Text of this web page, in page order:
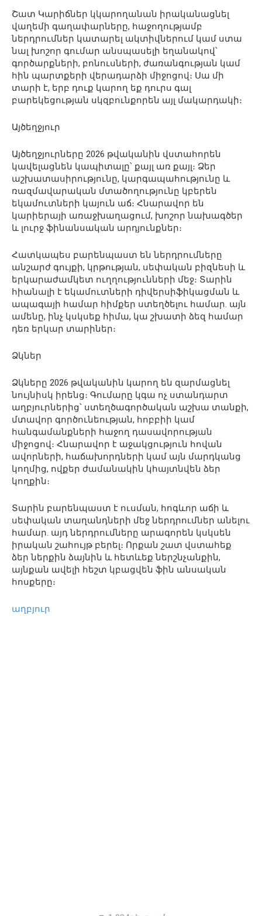
Շատ Կարիճներ կկարողանան իրականացնել
վաղեմի գաղափարները, հաջողությամբ
ներդրումներ կատարել ակտիվներում կամ ստա
նալ խոշոր գումար անսպասելի եղանակով՝
գործարքների, բոնուսների, ժառանգության կամ
հին պարտքերի վերադարձի միջոցով։ Սա մի
տարի է, երբ դուք կարող եք դուրս գալ
բարեկեցության սկզբունքորեն այլ մակարդակի։
Այծեղջյուր
Այծեղջյուրները 2026 թվականին վստահորեն
կավելացնեն կապիտալը՝ քայլ առ քայլ։ Ձեր
աշխատասիրությունը, կարգապահությունը և
ռազմավարական մտածողությունը կբերեն
եկամուտների կայուն աճ։ Հնարավոր են
կարիերայի առաջխաղացում, խոշոր նախագծեր
և լուրջ ֆինանսական արդյունքներ։
Հատկապես բարենպաստ են ներդրումները
անշարժ գույքի, կրթության, սեփական բիզնեսի և
երկարաժամկետ ուղղությունների մեջ։ Տարին
հիանալի է եկամուտների դիվերսիֆիկացման և
ապագայի համար հիմքեր ստեղծելու համար. այն
ամենը, ինչ կսկսեք հիմա, կա շխատի ձեզ համար
դեռ երկար տարիներ։
Ձկներ
Ձկները 2026 թվականին կարող են զարմացնել
նույնիսկ իրենց։ Գումարը կգա ոչ ստանդարտ
աղբյուրներից՝ ստեղծագործական աշխա տանքի,
մտավոր գործունեության, հոբբիի կամ
հանգամանքների հաջող դասավորության
միջոցով։ Հնարավոր է աջակցություն հովան
ավորների, հաճախորդների կամ այն մարդկանց
կողմից, ովքեր ժամանակին կհայտնվեն ձեր
կողքին։
Տարին բարենպաստ է ուսման, հոգևոր աճի և
սեփական տաղանդների մեջ ներդրումներ անելու
համար. այդ ներդրումները արագորեն կսկսեն
իրական շահույթ բերել։ Որքան շատ վստահեք
ձեր ներքին ձայնին և հետևեք ներշնչանքին,
այնքան ավելի հեշտ կբացվեն ֆին անսական
հոսքերը։
աղբյուր